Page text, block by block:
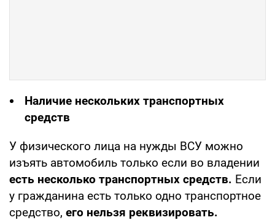
Наличие нескольких транспортных
средств
У физического лица на нужды ВСУ можно
изъять автомобиль только если во владении
есть несколько транспортных средств. Если
у гражданина есть только одно транспортное
средство, его нельзя реквизировать.